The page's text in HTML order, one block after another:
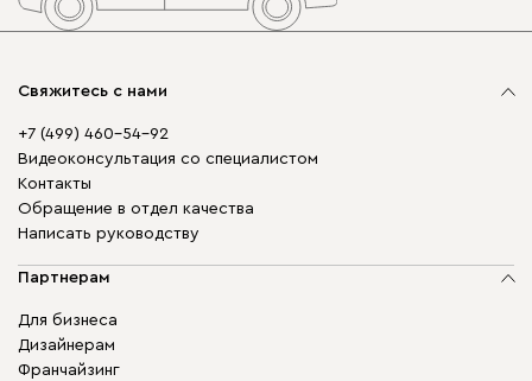
Свяжитесь с нами
+7 (499) 460-54-92
Видеоконсультация со специалистом
Контакты
Обращение в отдел качества
Написать руководству
Партнерам
Для бизнеса
Дизайнерам
Франчайзинг